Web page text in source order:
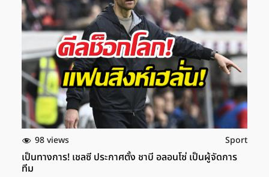
98 views Sport
เป็นทางการ! เชลซี ประกาศตั้ง ชาบี อลอนโซ่ เป็นผู้จัดการ
ทีม